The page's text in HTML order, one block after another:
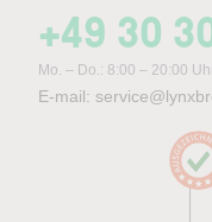
+49 30
Mo. – Do.: 8:00 – 20:00
E-mail: